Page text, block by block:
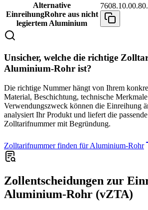
Alternative
EinreihungRohre aus nicht
legiertem Aluminium
Unsicher, welche die richtige
Aluminium-Rohr ist?
Die richtige Nummer hängt von Ihrem
Material, Beschichtung, technische
Verwendungszweck können die Einreihung
analysiert Ihr Produkt und liefert die
Zolltarifnummer mit Begründung.
Zolltarifnummer finden für Aluminium-Rohr
Zollentscheidungen zur
Aluminium-Rohr (vZTA)